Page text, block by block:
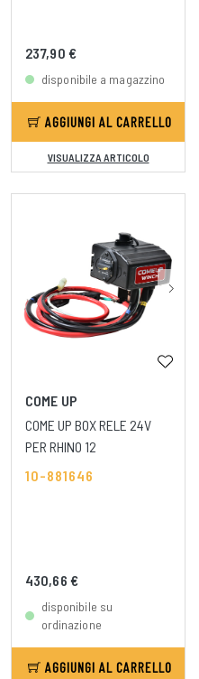
237,90 €
disponibile a magazzino
AGGIUNGI AL CARRELLO
VISUALIZZA ARTICOLO
COME UP
COME UP BOX RELE 24V
PER RHINO 12
10-881646
430,66 €
disponibile su
ordinazione
AGGIUNGI AL CARRELLO